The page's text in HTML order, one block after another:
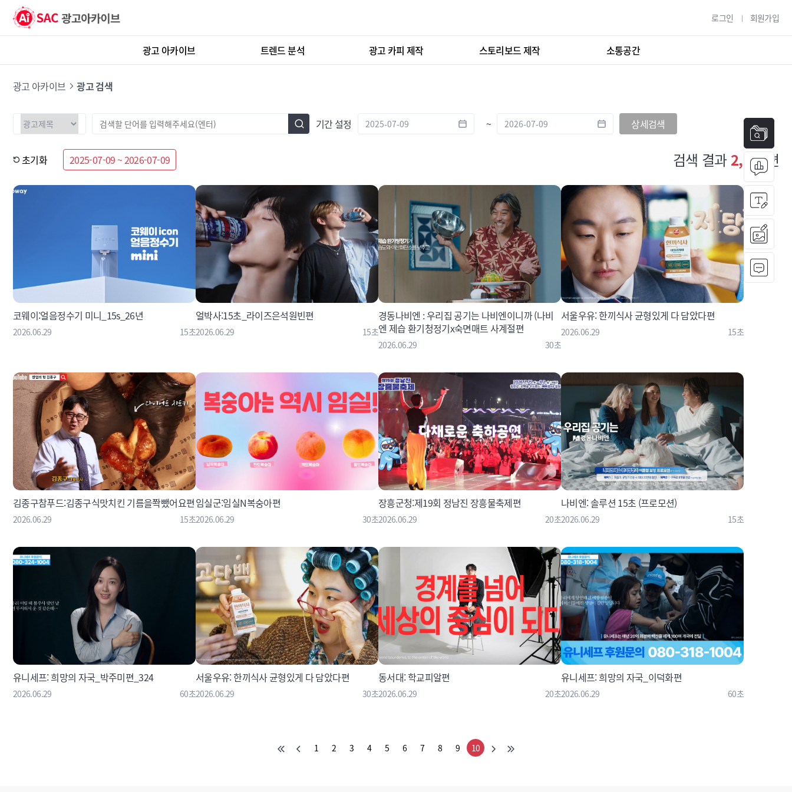
로그인 회원가입
광고 아카이브 트렌드 분석 광고 카피 제작 스토리보드 제작 소통공간
광고 아카이브 광고 검색
기간 설정 ~ 상세검색
초기화 2025-07-09 ~ 2026-07-09 검색 결과2,820편
코웨이:얼음정수기 미니_15s_26년
2026.06.29 15초
얼박사:15초_라이즈은석원빈편
2026.06.29 15초
경동나비엔 : 우리집 공기는 나비엔이니까 (나비
엔 제습 환기청정기x숙면매트 사계절편
2026.06.29 30초
서울우유: 한끼식사 균형있게 다 담았다편
2026.06.29 15초
김종구참푸드:김종구식맛치킨 기름을쫙뺐어요편
2026.06.29 15초
임실군:임실N복숭아편
2026.06.29 30초
장흥군청:제19회 정남진 장흥물축제편
2026.06.29 20초
나비엔: 솔루션 15초 (프로모션)
2026.06.29 15초
유니세프: 희망의 자국_박주미편_324
2026.06.29 60초
서울우유: 한끼식사 균형있게 다 담았다편
2026.06.29 30초
동서대: 학교피알편
2026.06.29 20초
유니세프: 희망의 자국_이덕화편
2026.06.29 60초
1 2 3 4 5 6 7 8 9 10